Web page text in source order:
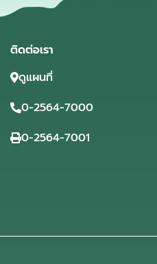
ติดต่อเรา
ดูแผนที่
0-2564-7000
0-2564-7001